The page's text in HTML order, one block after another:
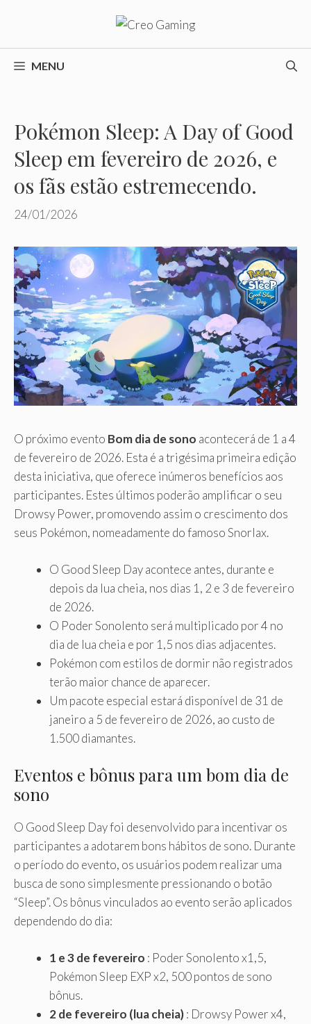
o
conteúdoMENU
Pokémon Sleep: A Day of Good
Sleep em fevereiro de 2026, e
os fãs estão estremecendo.
24/01/2026
O próximo evento Bom dia de sono acontecerá de 1 a 4
de fevereiro de 2026. Esta é a trigésima primeira edição
desta iniciativa, que oferece inúmeros benefícios aos
participantes. Estes últimos poderão amplificar o seu
Drowsy Power, promovendo assim o crescimento dos
seus Pokémon, nomeadamente do famoso Snorlax.
O Good Sleep Day acontece antes, durante e
depois da lua cheia, nos dias 1, 2 e 3 de fevereiro
de 2026.
O Poder Sonolento será multiplicado por 4 no
dia de lua cheia e por 1,5 nos dias adjacentes.
Pokémon com estilos de dormir não registrados
terão maior chance de aparecer.
Um pacote especial estará disponível de 31 de
janeiro a 5 de fevereiro de 2026, ao custo de
1.500 diamantes.
Eventos e bônus para um bom dia de
sono
O Good Sleep Day foi desenvolvido para incentivar os
participantes a adotarem bons hábitos de sono. Durante
o período do evento, os usuários podem realizar uma
busca de sono simplesmente pressionando o botão
“Sleep”. Os bônus vinculados ao evento serão aplicados
dependendo do dia:
1 e 3 de fevereiro : Poder Sonolento x1,5,
Pokémon Sleep EXP x2, 500 pontos de sono
bônus.
2 de fevereiro (lua cheia): Drowsy Power x4,